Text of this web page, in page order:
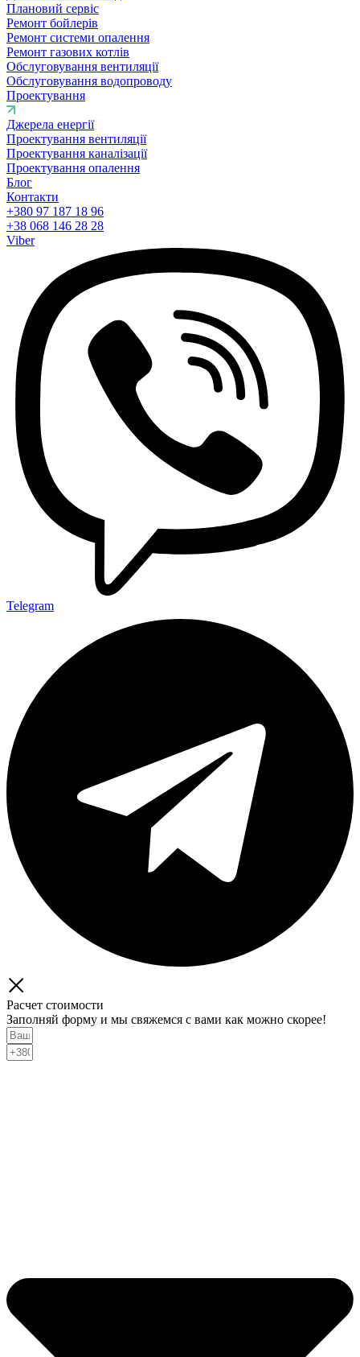
Плановий сервіс
Ремонт бойлерів
Ремонт системи опалення
Ремонт газових котлів
Обслуговування вентиляції
Обслуговування водопроводу
Проектування
Джерела енергії
Проектування вентиляції
Проектування каналізації
Проектування опалення
Блог
Контакти
+380 97 187 18 96
+38 068 146 28 28
Viber
Telegram
Расчет стоимости
Заполняй форму и мы свяжемся с вами как можно скорее!